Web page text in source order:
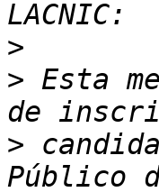
>
> Esta
>